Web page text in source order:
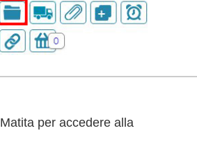
Matita per accedere alla